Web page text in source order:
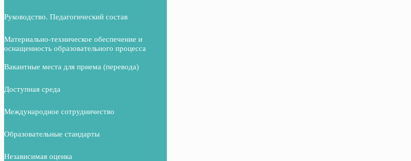
Руководство. Педагогический состав
Материально-техническое обеспечение и
оснащенность образовательного процесса
Вакантные места для приема (перевода)
Доступная среда
Международное сотрудничество
Образовательные стандарты
Независимая оценка